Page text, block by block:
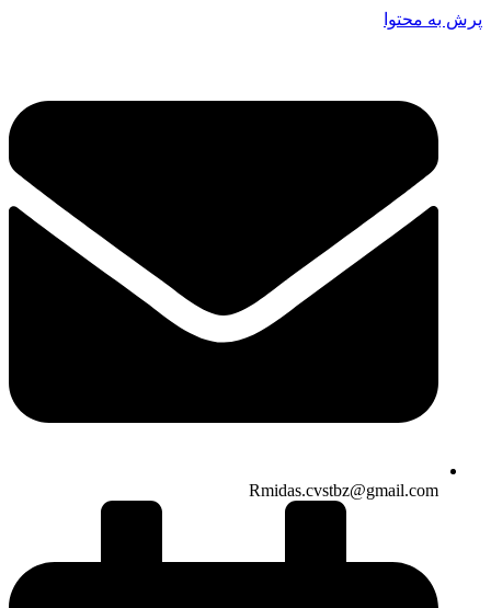
پرش به محتوا
Rmidas.cvstbz@gmail.com